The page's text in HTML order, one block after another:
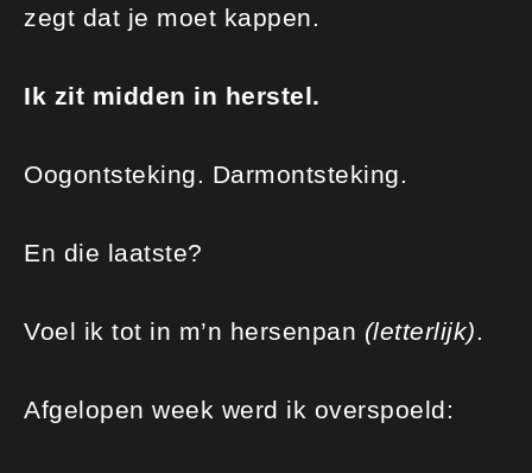
zegt dat je moet kappen.
Ik zit midden in herstel.
Oogontsteking. Darmontsteking.
En die laatste?
Voel ik tot in m’n hersenpan (letterlijk).
Afgelopen week werd ik overspoeld: